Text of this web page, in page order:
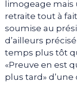
limogeage mais
retraite tout à
soumise au
d’ailleurs
temps plus tôt
«Preuve en est
plus tard»